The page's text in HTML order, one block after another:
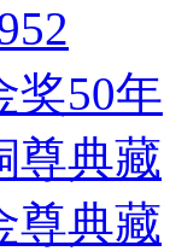
奖50年
尊典藏
尊典藏